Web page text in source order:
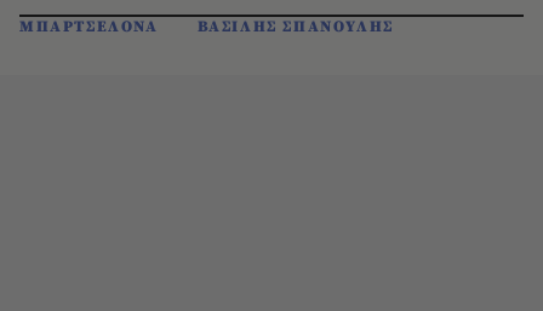
ΜΠΑΡΤΣΕΛΟΝΑ ΒΑΣΙΛΗΣ ΣΠΑΝΟΥΛΗΣ